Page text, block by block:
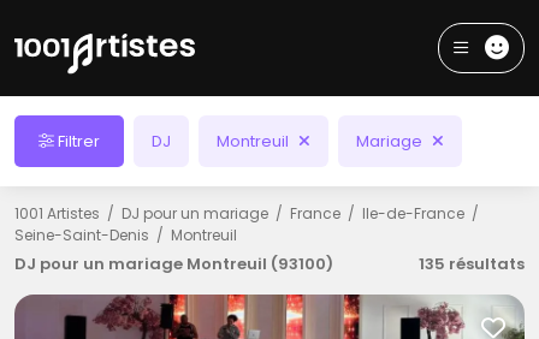
Filtrer DJ Montreuil Mariage
1001 Artistes DJ pour un mariage France
Ile-de-France
Seine-Saint-Denis
Montreuil
DJ pour un mariage Montreuil (93100) 135 résultats